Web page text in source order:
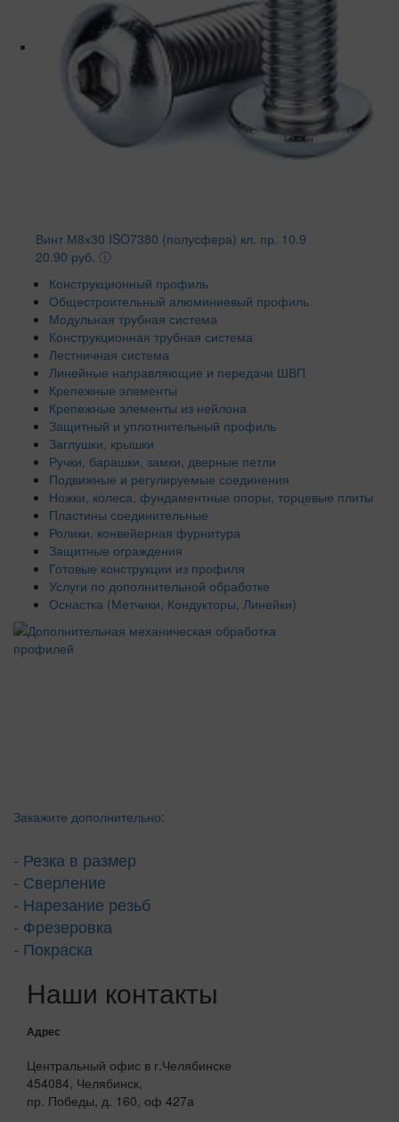
Винт М8х30 ISO7380 (полусфера) кл. пр. 10.9
20.90 руб. ⓘ
Конструкционный профиль
Общестроительный алюминиевый профиль
Модульная трубная система
Конструкционная трубная система
Лестничная система
Линейные направляющие и передачи ШВП
Крепежные элементы
Крепежные элементы из нейлона
Защитный и уплотнительный профиль
Заглушки, крышки
Ручки, барашки, замки, дверные петли
Подвижные и регулируемые соединения
Ножки, колеса, фундаментные опоры, торцевые плиты
Пластины соединительные
Ролики, конвейерная фурнитура
Защитные ограждения
Готовые конструкции из профиля
Услуги по дополнительной обработке
Оснастка (Метчики, Кондукторы, Линейки)
Закажите дополнительно:
- Резка в размер
- Сверление
- Нарезание резьб
- Фрезеровка
- Покраска
Наши контакты
Адрес
Центральный офис в г.Челябинске
454084, Челябинск,
пр. Победы, д. 160, оф 427а